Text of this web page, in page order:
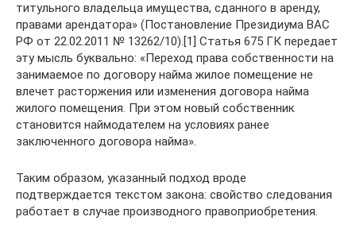
титульного владельца имущества, сданного в аренду,
правами арендатора» (Постановление Президиума ВАС
РФ от 22.02.2011 № 13262/10).[1] Статья 675 ГК передает
эту мысль буквально: «Переход права собственности на
занимаемое по договору найма жилое помещение не
влечет расторжения или изменения договора найма
жилого помещения. При этом новый собственник
становится наймодателем на условиях ранее
заключенного договора найма».
Таким образом, указанный подход вроде
подтверждается текстом закона: свойство следования
работает в случае производного правоприобретения.